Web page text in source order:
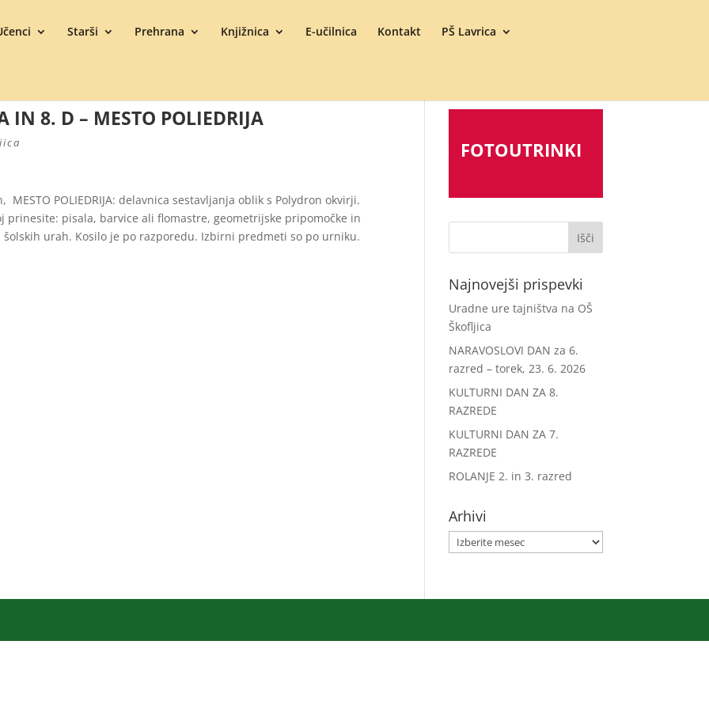
Starši Prehrana Knjižnica E-učilnica Kontakt PŠ Lavrica
IN 8. D – MESTO POLIEDRIJA
POLIEDRIJA: delavnica sestavljanja oblik s Polydron okvirji.
prinesite: pisala, barvice ali flomastre, geometrijske pripomočke in
urah. Kosilo je po razporedu. Izbirni predmeti so po urniku.
FOTOUTRINKI
Najnovejši prispevki
Uradne ure tajništva na OŠ
Škofljica
NARAVOSLOVI DAN za 6.
razred – torek, 23. 6. 2026
KULTURNI DAN ZA 8.
RAZREDE
KULTURNI DAN ZA 7.
RAZREDE
ROLANJE 2. in 3. razred
Arhivi
Arhivi